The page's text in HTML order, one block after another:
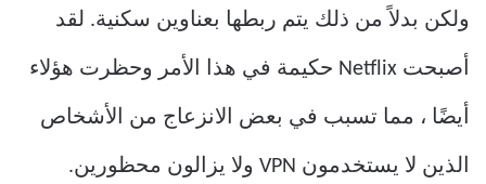
ولكن بدلاً من ذلك يتم ربطها بعناوين سكنية. لقد
أصبحت Netflix حكيمة في هذا الأمر وحظرت هؤلاء
أيضًا ، مما تسبب في بعض الانزعاج من الأشخاص
الذين لا يستخدمون VPN ولا يزالون محظورين.